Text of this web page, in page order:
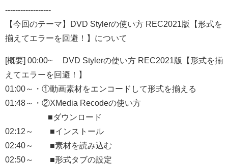
------------------
【今回のテーマ】DVD Stylerの使い方 REC2021版【形式を
揃えてエラーを回避！】について
[概要] 00:00~ DVD Stylerの使い方 REC2021版【形式を揃
えてエラーを回避！】
01:00～・①動画素材をエンコードして形式を揃える
01:48～・②XMedia Recodeの使い方
■ダウンロード
02:12～ ■インストール
02:40～ ■素材を読み込む
02:50～ ■形式タブの設定